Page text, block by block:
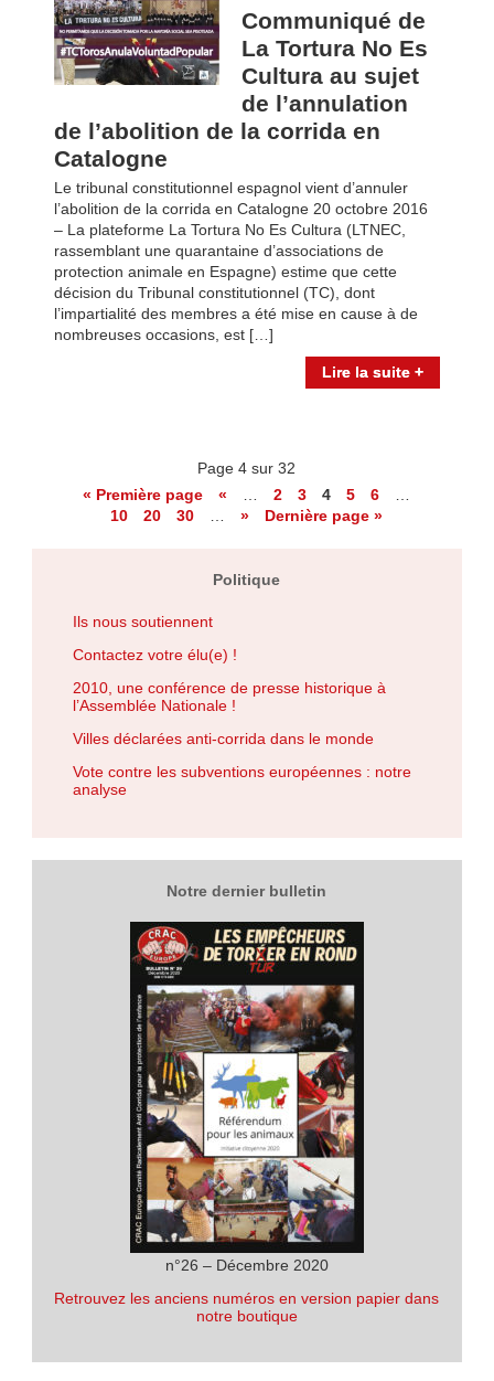
Communiqué de
La Tortura No Es
Cultura au sujet
de l’annulation
de l’abolition de la corrida en
Catalogne
Le tribunal constitutionnel espagnol vient d’annuler
l’abolition de la corrida en Catalogne 20 octobre 2016
– La plateforme La Tortura No Es Cultura (LTNEC,
rassemblant une quarantaine d’associations de
protection animale en Espagne) estime que cette
décision du Tribunal constitutionnel (TC), dont
l’impartialité des membres a été mise en cause à de
nombreuses occasions, est […]
Lire la suite +
Page 4 sur 32
« Première page
« 2 3 4 5 6
10
20 30 » Dernière page »
Politique
Ils nous soutiennent
Contactez votre élu(e) !
2010, une conférence de presse historique à
l’Assemblée Nationale !
Villes déclarées anti-corrida dans le monde
Vote contre les subventions européennes : notre
analyse
Notre dernier bulletin
n°26 – Décembre 2020
Retrouvez les anciens numéros en version papier dans
notre boutique